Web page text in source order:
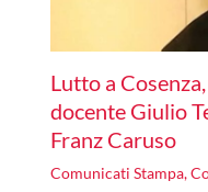
Lutto a
docente Giulio
Franz Caruso
Comunicati Stampa,